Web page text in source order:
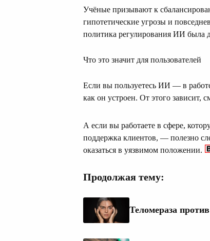
Учёные призывают к
гипотетические угрозы и
политика регулирования ИИ была
Что это значит для пользователей
Если вы пользуетесь ИИ — в
как он устроен. От этого
А если вы работаете в сфере,
поддержка клиентов, — полезно
оказаться в уязвимом положении.
Продолжая тему:
Теломераза